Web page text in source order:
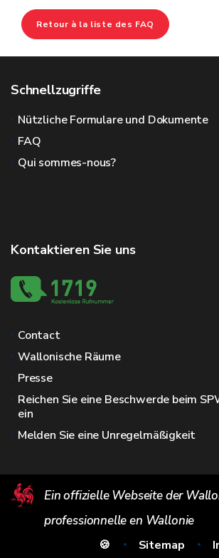
Retour à la liste des FAQ
Schnellzugriffe
Nützliche Formulare und Dokumente
FAQ
Qui sommes-nous?
Kontaktieren Sie uns
Contact
Wallonische Räume
Presse
Reichen Sie eine Beschwerde beim
ein
Melden Sie eine Unregelmäßigkeit
Ein offizielle Webseite der
professionnelle en Wallonie
🍪 Sitemap